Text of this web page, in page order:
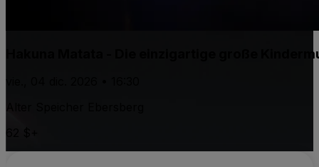
Hakuna Matata - Die einzigartige große